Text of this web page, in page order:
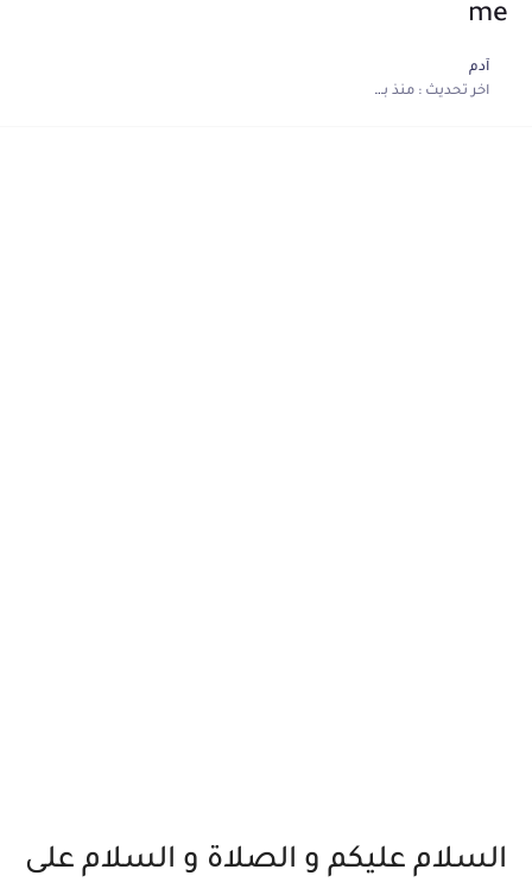
me
آدم
اخر تحديث :منذ بضع اعوام
السلام عليكم و الصلاة و السلام على